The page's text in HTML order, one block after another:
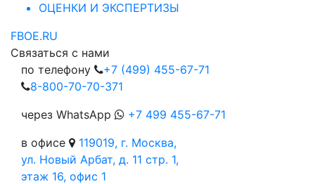
ОЦЕНКИ И ЭКСПЕРТИЗЫ
FBOE.RU
Связаться с нами
по телефону
+7 (499) 455-67-71
8-800-70-70-371
через WhatsApp
+7 499 455-67-71
в офисе
119019, г. Москва,
ул. Новый Арбат, д. 11 стр. 1,
этаж 16, офис 1